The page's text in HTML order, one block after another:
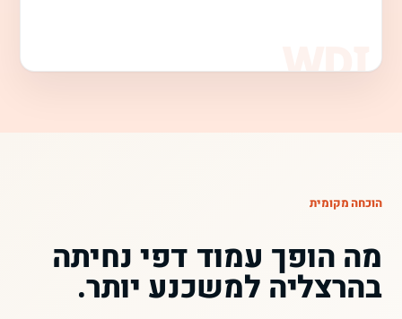
הוכחה מקומית
מה הופך עמוד דפי נחיתה
בהרצליה למשכנע יותר.